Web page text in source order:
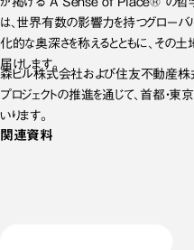
は、世界有数の影響力を持つグロー
化的な奥深さを称えるとともに、その
届けします。
森ビル株式会社および住友不動産株
プロジェクトの推進を通じて、首都・
いります。
関連資料